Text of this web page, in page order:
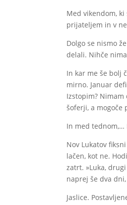
Med vikendom,
prijateljem in v
Dolgo se nismo
delali. Nihče
In kar me še bolj
mirno. Januar
Izstopim?
šoferji, a mogoče
In med tednom,…
Nov Lukatov
lačen, kot ne.
zatrt. »Luka,
naprej še dva
Jaslice.